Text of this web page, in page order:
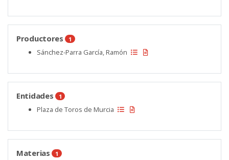
Productores 1
Sánchez-Parra García, Ramón
Entidades 1
Plaza de Toros de Murcia
Materias 1